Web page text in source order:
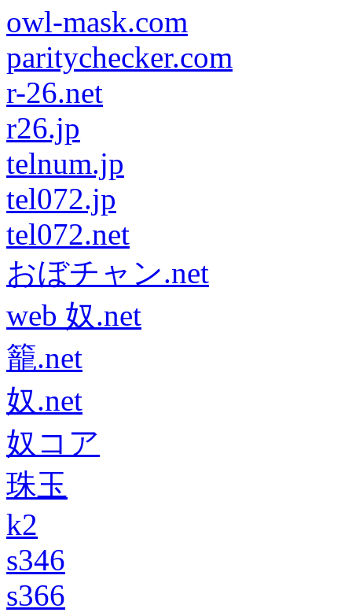
owl-mask.com
paritychecker.com
r-26.net
r26.jp
telnum.jp
tel072.jp
tel072.net
おぼチャン.net
web 奴.net
籠.net
奴.net
奴コア
珠玉
k2
s346
s366